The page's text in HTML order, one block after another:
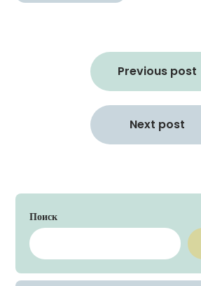
Previous post
Next post
Поиск